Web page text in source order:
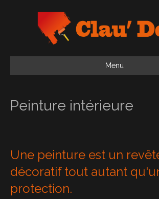
Menu
Peinture intérieure
Une peinture est un
décoratif tout autant
protection.